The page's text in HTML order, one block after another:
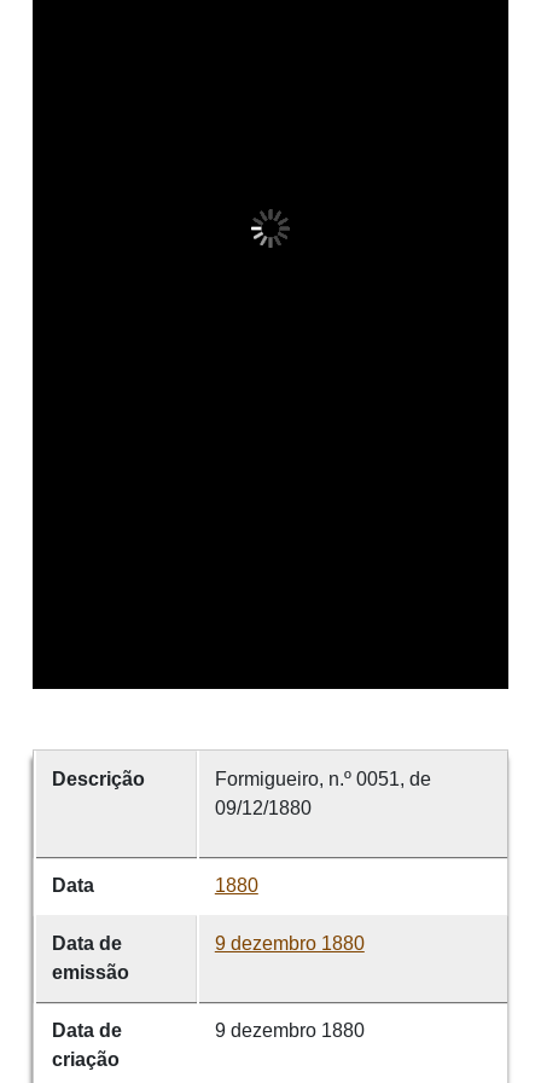
Descrição
Formigueiro, n.º 0051, de
09/12/1880
Data 1880
Data de
emissão
9 dezembro 1880
Data de
criação
9 dezembro 1880